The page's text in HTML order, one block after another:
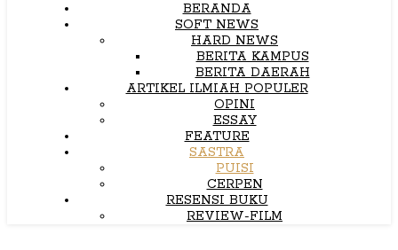
BERANDA
SOFT NEWS
HARD NEWS
BERITA KAMPUS
BERITA DAERAH
ARTIKEL ILMIAH POPULER
OPINI
ESSAY
FEATURE
SASTRA
PUISI
CERPEN
RESENSI BUKU
REVIEW-FILM